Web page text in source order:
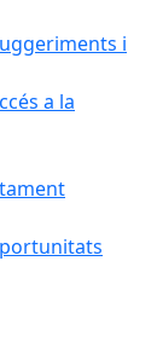
i
a la